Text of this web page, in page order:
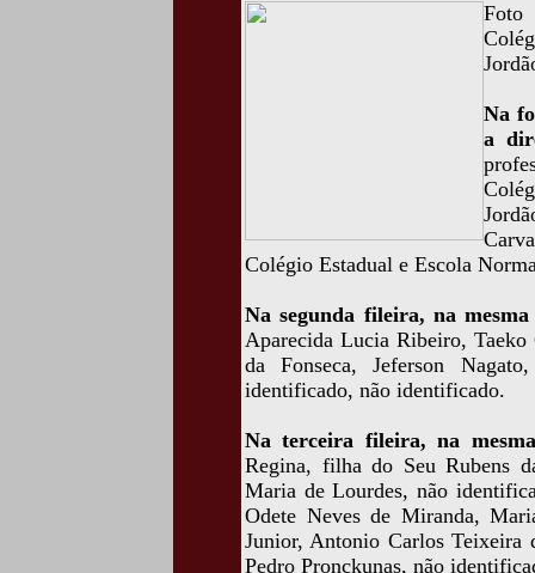
Foto
Na
a
Colégio Estadual e Escola
Na segunda fileira, na
Aparecida Lucia Ribeiro,
da Fonseca, Jeferson
identificado, não identificado.
Na terceira fileira, na
Regina, filha do Seu Rubens
Maria de Lourdes, não
Odete Neves de Miranda,
Junior, Antonio Carlos Teixeira
Pedro Pronckunas, não